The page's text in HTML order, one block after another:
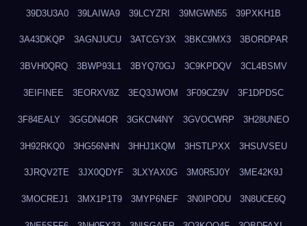
39D3U3A0 39LAIWA9 39LCYZRI 39MGWN55 39PXKH1B
3A43DKQP 3AGNJUCU 3ATCGY3X 3BKC9MX3 3BORDPAR
3BVH0QRQ 3BWP93L1 3BYQ70GJ 3C9KPDQV 3CL4BSMV
3EIFINEE 3EORXV8Z 3EQ3JWOM 3F09CZ9V 3F1DPDSC
3F84EALY 3GGDN4OR 3GKCN4NY 3GVOCWRP 3H28UNEO
3H92RKQ0 3HG56NHN 3HHJ1KQM 3HSTLPXX 3HSUVSEU
3JRQV2TE 3JX0QDYF 3LXYAX0G 3M0R5J0Y 3ME42K9J
3MOCREJ1 3MX1P1T9 3MYP6NEF 3N0IPODU 3N8UCE6Q